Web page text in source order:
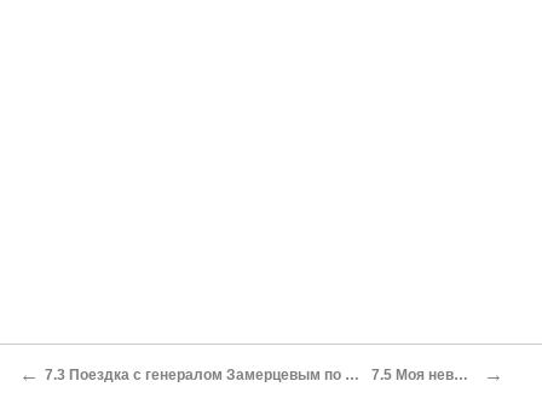
← 7.3 Поездка с генералом Замерцевым по местам возможных боёв. Разговоры 7.5 Моя невыдержанность →